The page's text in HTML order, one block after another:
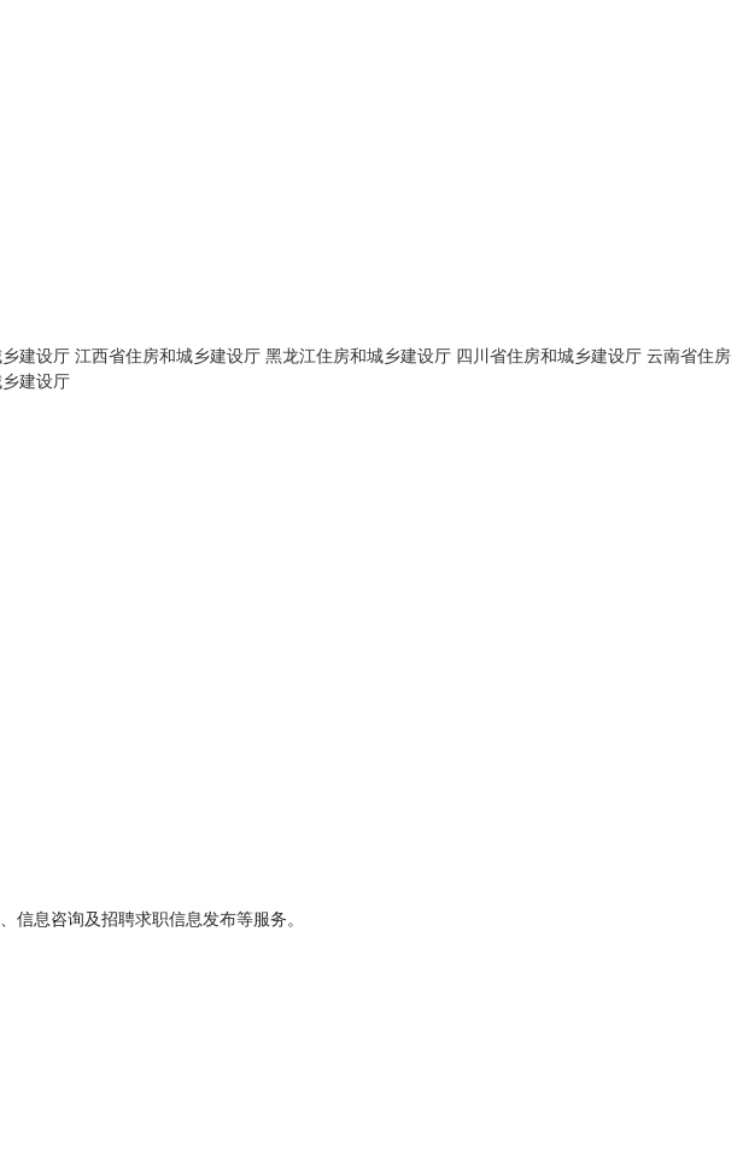
建设厅 江西省住房和城乡建设厅 黑龙江住房和城乡建设厅 四川省住房和城乡建设厅 云南省住房
建设厅
息咨询及招聘求职信息发布等服务。